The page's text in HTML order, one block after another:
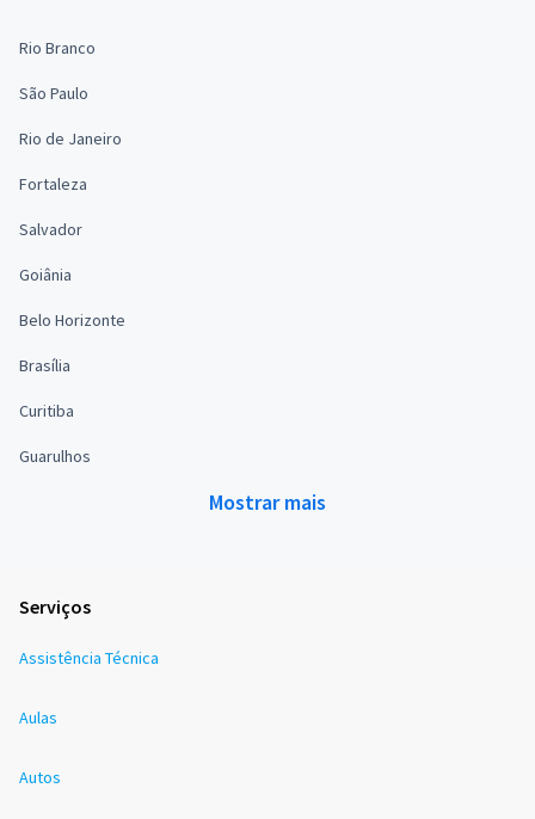
Rio Branco
São Paulo
Rio de Janeiro
Fortaleza
Salvador
Goiânia
Belo Horizonte
Brasília
Curitiba
Guarulhos
Mostrar mais
Serviços
Assistência Técnica
Aulas
Autos